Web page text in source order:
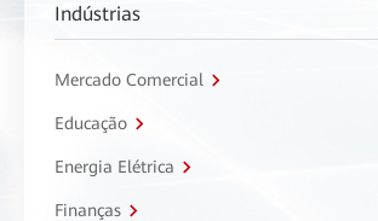
Indústrias
Mercado Comercial
Educação
Energia Elétrica
Finanças